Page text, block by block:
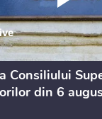
Consiliului
din 6